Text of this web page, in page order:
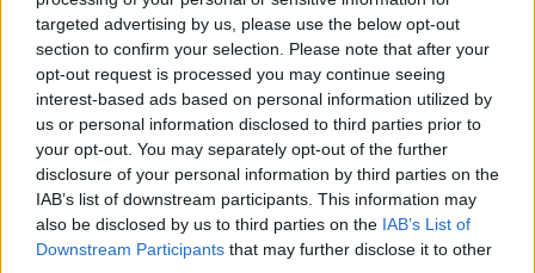
targeted advertising by us, please use the below opt-out
section to confirm your selection. Please note that after your
opt-out request is processed you may continue seeing
interest-based ads based on personal information utilized by
us or personal information disclosed to third parties prior to
your opt-out. You may separately opt-out of the further
disclosure of your personal information by third parties on the
IAB’s list of downstream participants. This information may
also be disclosed by us to third parties on the IAB’s List of
Downstream Participants that may further disclose it to other
Δυτική Μάνη: Συνεχίζονται οι
προφεστιβαλικές δράσεις του 3ου Kardamili
Art Doc Festival
05/08/2026 20:32